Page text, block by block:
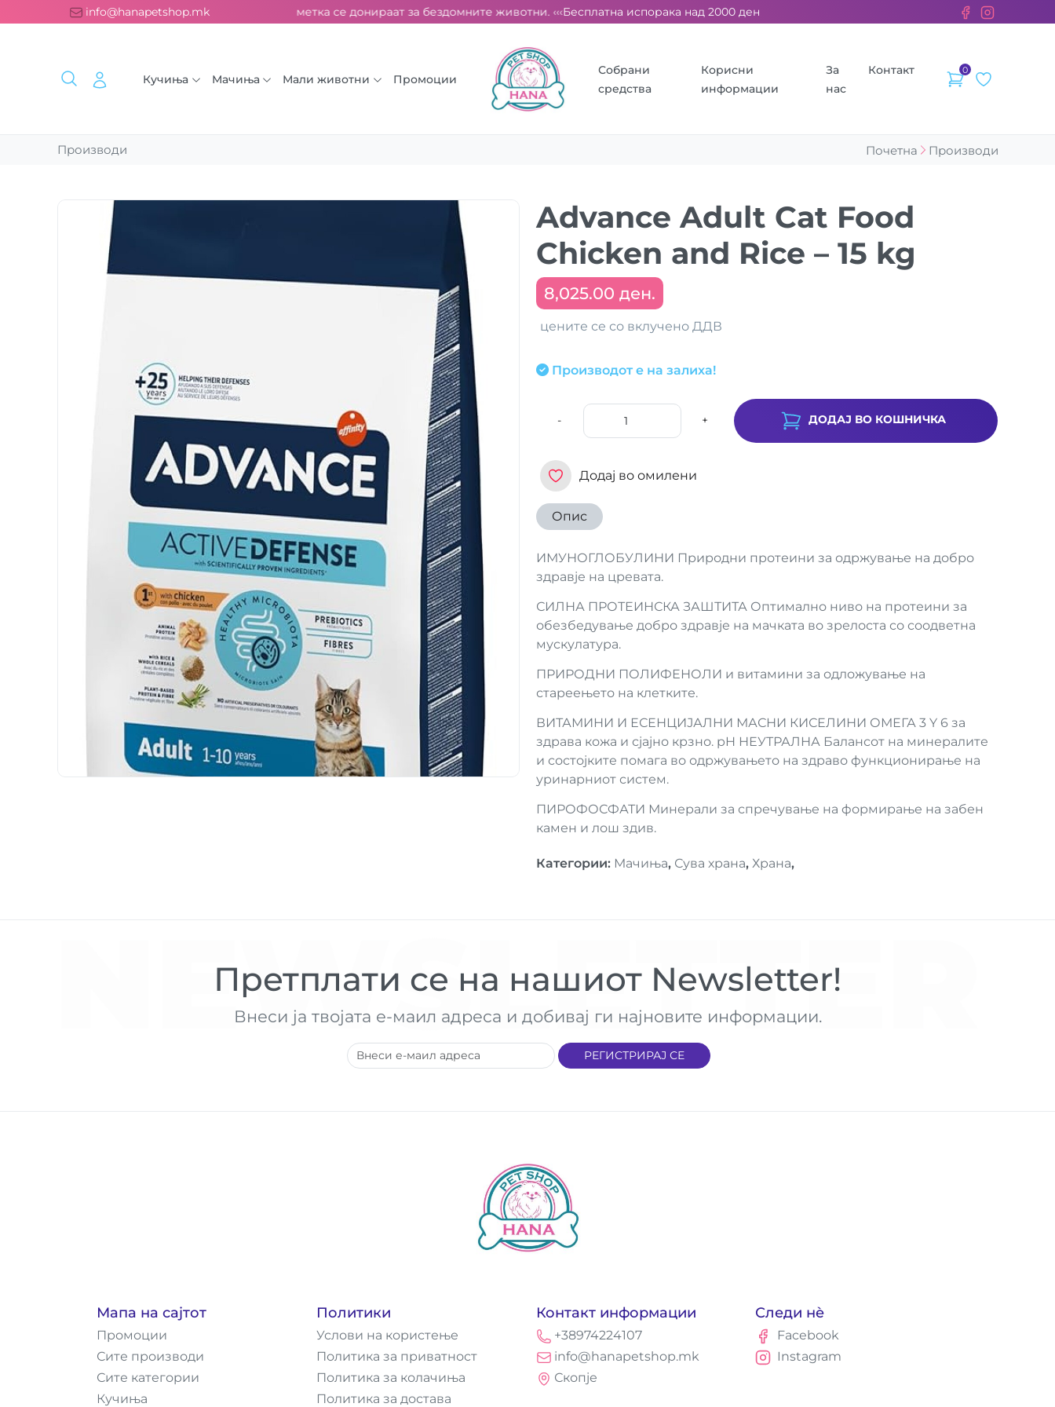
info@hanapetshop.mk
испорака над 2000 ден. ››› 2% од секоја сметка се донираат за бездомните животни. ‹‹‹ Бесплатна испорака над 2000 ден. ››› 2% од секоја сметка се донираат за бездомните
Кучиња Мачиња Мали животни Промоции
Собрани
средства
Корисни
информации
За
нас
Контакт 0
Производи Почетна Производи
Advance Adult Cat Food
Chicken and Rice – 15 kg
8,025.00 ден.
цените се со вклучено ДДВ
Производот е на залиха!
- + ДОДАЈ ВО КОШНИЧКА
Додај во омилени
Опис
ИМУНОГЛОБУЛИНИ Природни протеини за одржување на добро
здравје на цревата.
СИЛНА ПРОТЕИНСКА ЗАШТИТА Оптимално ниво на протеини за
обезбедување добро здравје на мачката во зрелоста со соодветна
мускулатура.
ПРИРОДНИ ПОЛИФЕНОЛИ и витамини за одложување на
стареењето на клетките.
ВИТАМИНИ И ЕСЕНЦИЈАЛНИ МАСНИ КИСЕЛИНИ ОМЕГА 3 Y 6 за
здрава кожа и сјајно крзно. pH НЕУТРАЛНА Балансот на минералите
и состојките помага во одржувањето на здраво функционирање на
уринарниот систем.
ПИРОФОСФАТИ Минерали за спречување на формирање на забен
камен и лош здив.
Категории: Мачиња, Сува храна, Храна,
NEWSLETTER
Претплати се на нашиот Newsletter!
Внеси ја твојата е-маил адреса и добивај ги најновите информации.
РЕГИСТРИРАЈ СЕ
Мапа на сајтот
Промоции
Сите производи
Сите категории
Кучиња
Политики
Услови на користење
Политика за приватност
Политика за колачиња
Политика за достава
Контакт информации
+38974224107
info@hanapetshop.mk
Скопје
Следи нè
Facebook
Instagram